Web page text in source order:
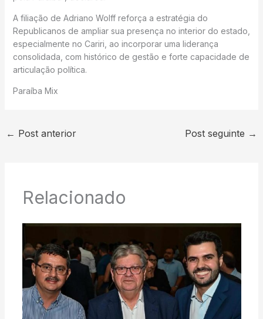
A filiação de Adriano Wolff reforça a estratégia do
Republicanos de ampliar sua presença no interior do estado,
especialmente no Cariri, ao incorporar uma liderança
consolidada, com histórico de gestão e forte capacidade de
articulação política.
Paraíba Mix
← Post anterior Post seguinte →
Relacionado